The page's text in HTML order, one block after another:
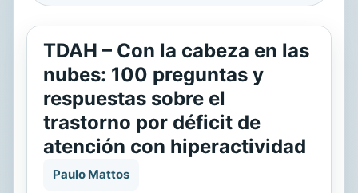
TDAH – Con la cabeza en las
nubes: 100 preguntas y
respuestas sobre el
trastorno por déficit de
atención con hiperactividad
Paulo Mattos